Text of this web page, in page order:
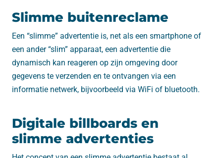
Slimme buitenreclame
Een “slimme” advertentie is, net als een smartphone of
een ander “slim” apparaat, een advertentie die
dynamisch kan reageren op zijn omgeving door
gegevens te verzenden en te ontvangen via een
informatie netwerk, bijvoorbeeld via WiFi of bluetooth.
Digitale billboards en
slimme advertenties